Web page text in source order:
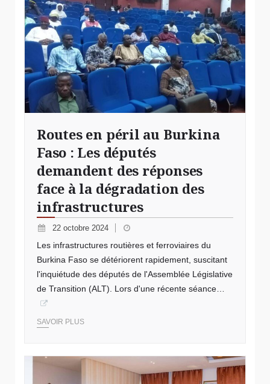
Routes en péril au Burkina
Faso : Les députés
demandent des réponses
face à la dégradation des
infrastructures
22 octobre 2024
Les infrastructures routières et ferroviaires du
Burkina Faso se détériorent rapidement, suscitant
l'inquiétude des députés de l'Assemblée Législative
de Transition (ALT). Lors d'une récente séance…
SAVOIR PLUS